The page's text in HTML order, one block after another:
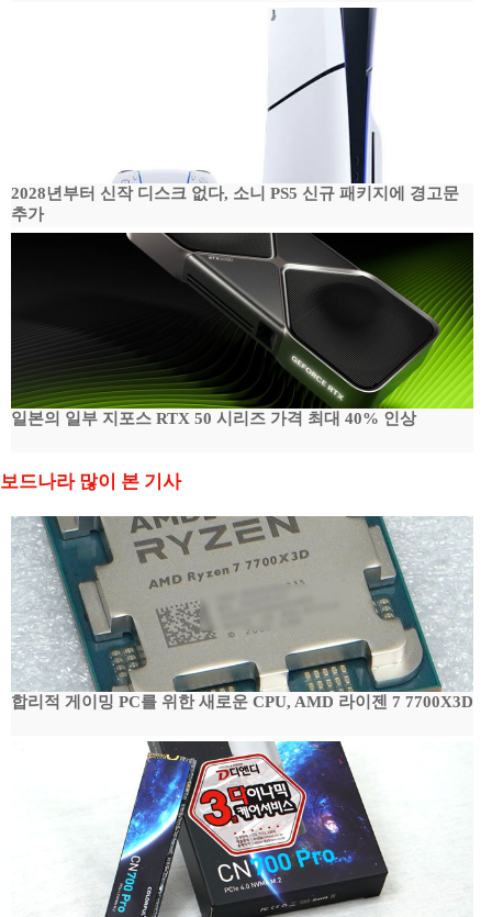
2028년부터 신작 디스크 없다, 소니 PS5 신규 패키지에 경고문
추가
일본의 일부 지포스 RTX 50 시리즈 가격 최대 40% 인상
보드나라 많이 본 기사
합리적 게이밍 PC를 위한 새로운 CPU, AMD 라이젠 7 7700X3D